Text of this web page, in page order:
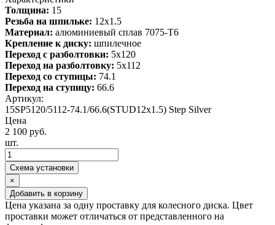
Толщина: 15
Резьба на шпильке: 12х1.5
Материал: алюминиевый сплав 7075-T6
Крепление к диску: шпилечное
Переход с разболтовки: 5х120
Переход на разболтовку: 5х112
Переход со ступицы: 74.1
Переход на ступицу: 66.6
Артикул:
15SP5120/5112-74.1/66.6(STUD12x1.5) Step Silver
Цена
2 100 руб.
шт.
Схема установки
×
Добавить в корзину
Цена указана за одну проставку для колесного диска. Цвет
проставки может отличаться от представленного на